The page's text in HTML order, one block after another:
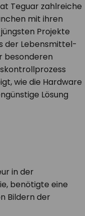
Teguar zahlreiche
mit ihren
Projekte
der Lebensmittel-
besonderen
wie die Hardware
Lösung
in der
benötigte eine
Bildern der